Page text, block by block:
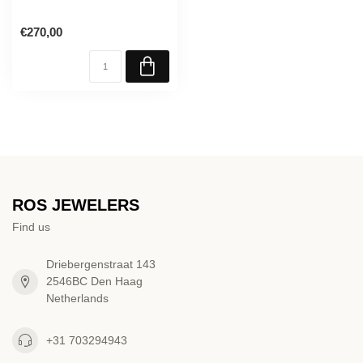
€270,00
ROS JEWELERS
Find us
Driebergenstraat 143
2546BC Den Haag
Netherlands
+31 703294943